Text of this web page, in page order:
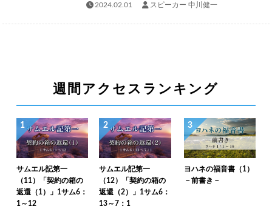
2024.02.01 スピーカー 中川健一
週間アクセスランキング
1
サムエル記第一
（11）「契約の箱の
返還（1）」1サム6：
1～12
2
サムエル記第一
（12）「契約の箱の
返還（2）」1サム6：
13～7：1
3
ヨハネの福音書（1）
－前書き－